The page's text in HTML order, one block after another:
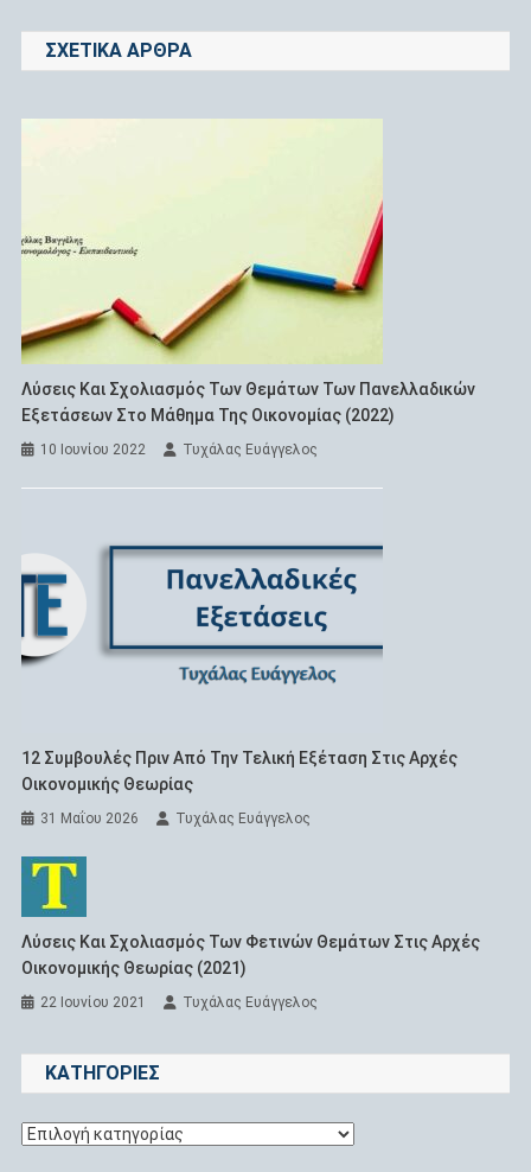
άρθρων
ΣΧΕΤΙΚΆ ΆΡΘΡΑ
Λύσεις Και Σχολιασμός Των Θεμάτων Των Πανελλαδικών
Εξετάσεων Στο Μάθημα Της Οικονομίας (2022)
10 Ιουνίου 2022 Τυχάλας Ευάγγελος
12 Συμβουλές Πριν Από Την Τελική Εξέταση Στις Αρχές
Οικονομικής Θεωρίας
31 Μαΐου 2026 Τυχάλας Ευάγγελος
Λύσεις Και Σχολιασμός Των Φετινών Θεμάτων Στις Αρχές
Οικονομικής Θεωρίας (2021)
22 Ιουνίου 2021 Τυχάλας Ευάγγελος
KΑΤΗΓΟΡΊΕΣ
Kατηγορίες